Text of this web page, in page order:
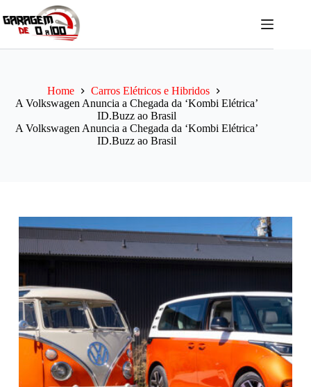
para
Home
Carros Elétricos e Hibridos
A Volkswagen Anuncia a Chegada da ‘Kombi Elétrica’
ID.Buzz ao Brasil
A Volkswagen Anuncia a Chegada da ‘Kombi Elétrica’
ID.Buzz ao Brasil